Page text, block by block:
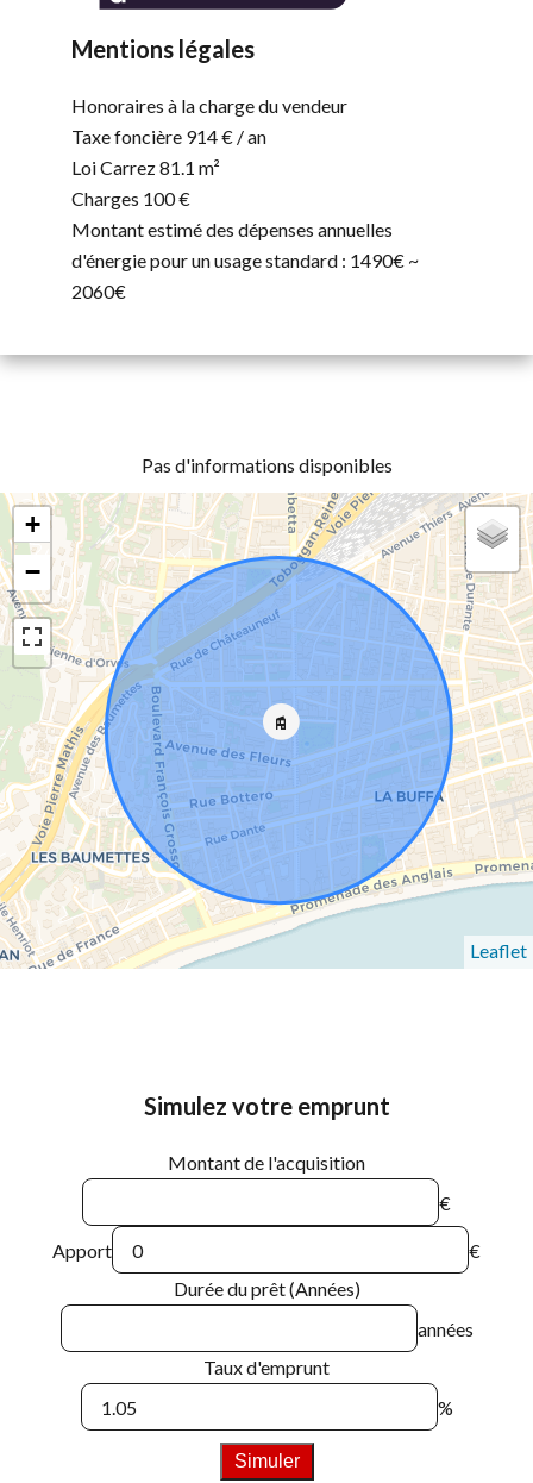
Mentions légales
Honoraires à la charge du vendeur
Taxe foncière 914 € / an
Loi Carrez81.1 m²
Charges 100 €
Montant estimé des dépenses annuelles
d'énergie pour un usage standard : 1490€ ~
2060€
Pas d'informations disponibles
+
−
Leaflet
Simulez votre emprunt
Montant de l'acquisition
€
Apport
€
Durée du prêt (Années)
années
Taux d'emprunt
%
Simuler